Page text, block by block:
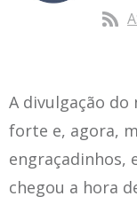
A divulgação
forte e, agora,
engraçadinhos,
chegou a hora